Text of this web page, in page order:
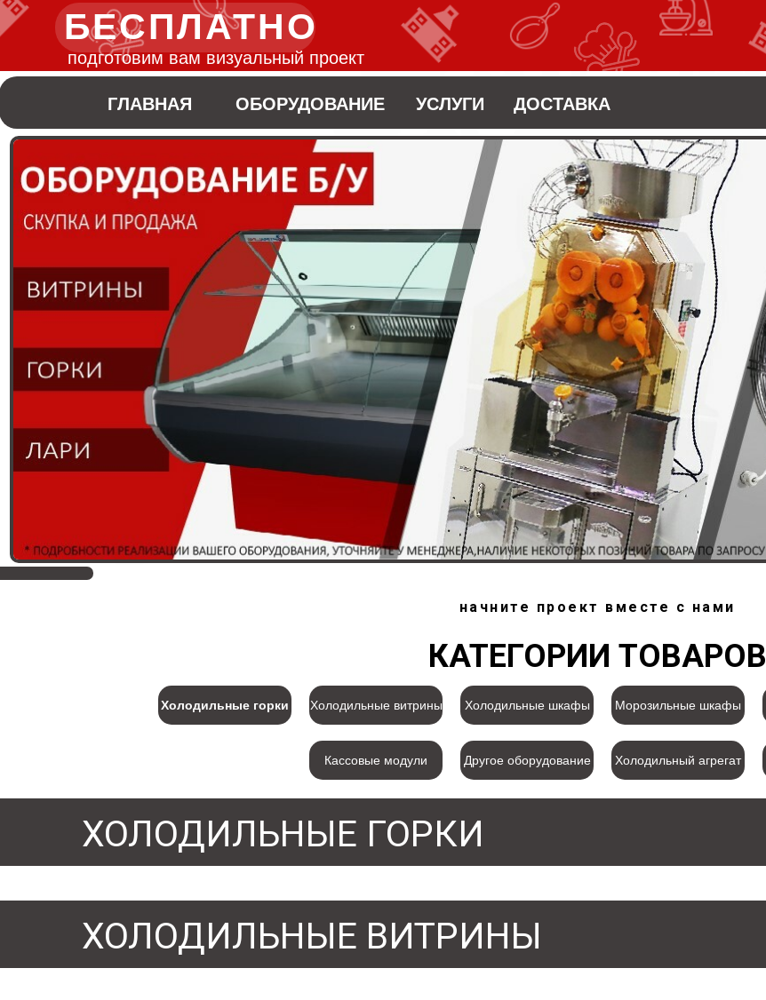
подготовим вам визуальный проект
БЕСПЛАТНО
ОБОРУДОВАНИЕ УСЛУГИ ДОСТАВКА
ГЛАВНАЯ
начните проект вместе с нами
КАТЕГОРИИ ТОВАРОВ
Холодильные горки Холодильные витрины Холодильные шкафы Морозильные шкафы
Кассовые модули Другое оборудование Холодильный агрегат
ХОЛОДИЛЬНЫЕ ГОРКИ
ХОЛОДИЛЬНЫЕ ВИТРИНЫ